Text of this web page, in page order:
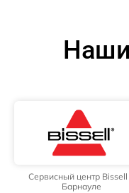
Сервисный центр Bissell
Барнауле